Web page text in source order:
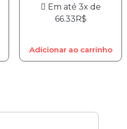
Em até 3x de
66.33R$
Adicionar ao carrinho